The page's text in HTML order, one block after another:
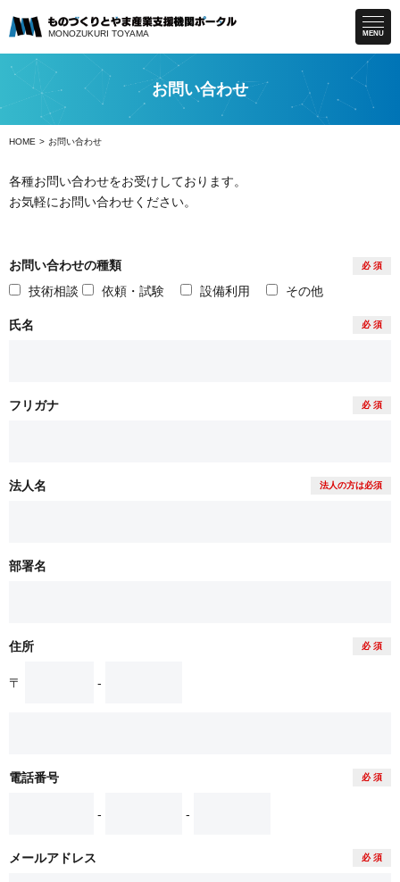
MONOZUKURI TOYAMA MENU
お問い合わせ
HOME お問い合わせ
各種お問い合わせをお受けしております。
お気軽にお問い合わせください。
お問い合わせの種類 必 須
技術相談 依頼・試験 設備利用 その他
氏名 必 須
フリガナ 必 須
法人名 法人の方は必須
部署名
住所 必 須
〒 -
電話番号 必 須
- -
メールアドレス 必 須